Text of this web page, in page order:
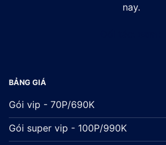
nay.
BẢNG GIÁ
Gói vip - 70P/690K
Gói super vip - 100P/990K